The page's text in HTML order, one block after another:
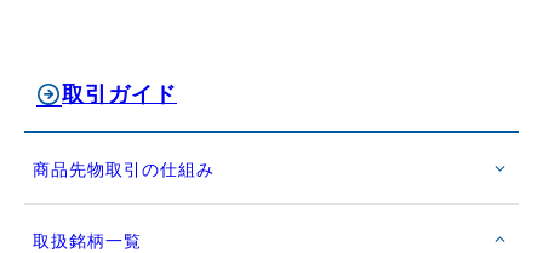
取引ガイド
商品先物取引の仕組み
取扱銘柄一覧